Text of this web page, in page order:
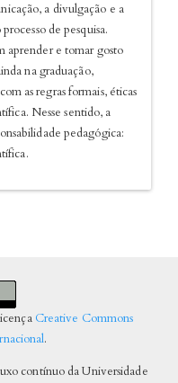
a divulgação e a
de pesquisa.
aprender e tomar gosto
na graduação,
as regras formais, éticas
Nesse sentido, a
pedagógica:
Creative Commons
.
contínuo da Universidade